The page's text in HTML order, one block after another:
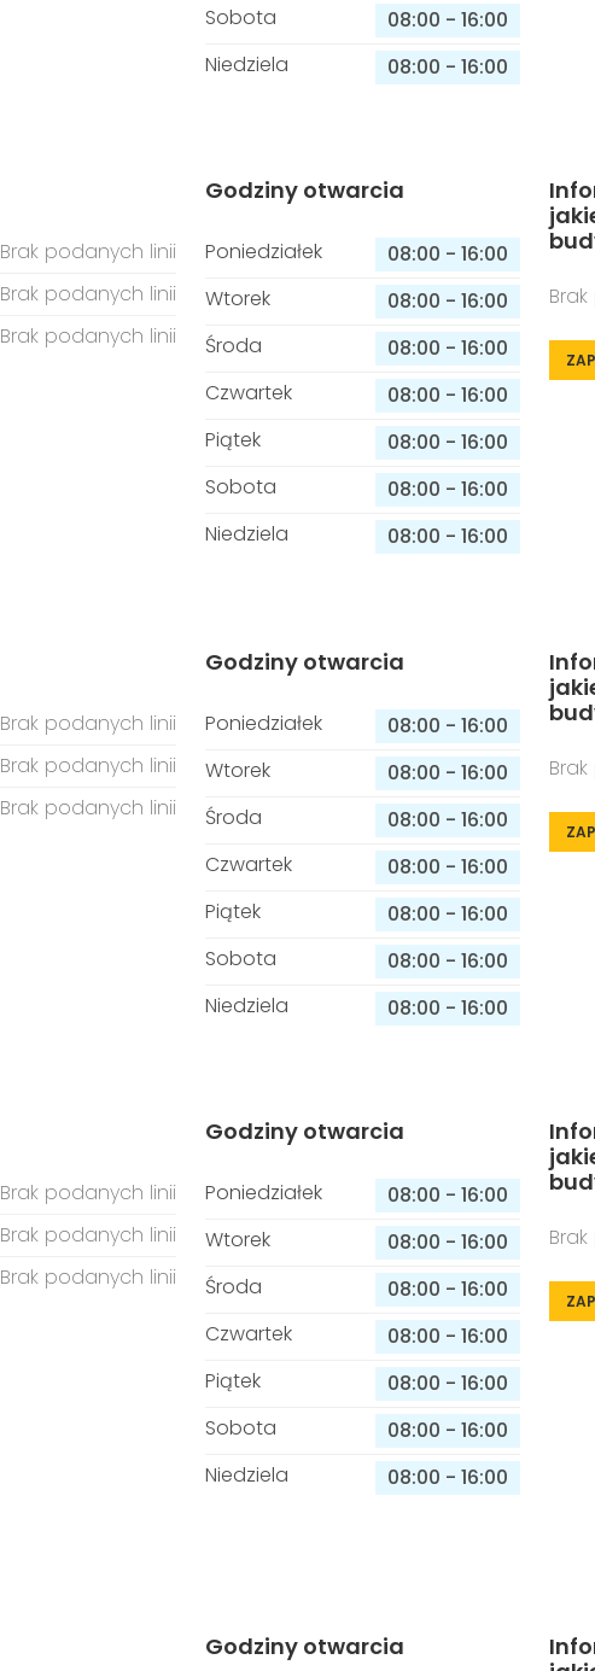
Sobota
08:00 - 16:00
Niedziela
08:00 - 16:00
Brak podanych linii
Brak podanych linii
Brak podanych linii
Godziny otwarcia
Poniedziałek 08:00 - 16:00
Wtorek
08:00 - 16:00
Środa
08:00 - 16:00
Czwartek
08:00 - 16:00
Piątek
08:00 - 16:00
Sobota
08:00 - 16:00
Niedziela
08:00 - 16:00
Brak podanych linii
Brak podanych linii
Brak podanych linii
Godziny otwarcia
Poniedziałek 08:00 - 16:00
Wtorek
08:00 - 16:00
Środa
08:00 - 16:00
Czwartek
08:00 - 16:00
Piątek
08:00 - 16:00
Sobota
08:00 - 16:00
Niedziela
08:00 - 16:00
Brak podanych linii
Brak podanych linii
Brak podanych linii
Godziny otwarcia
Poniedziałek 08:00 - 16:00
Wtorek
08:00 - 16:00
Środa
08:00 - 16:00
Czwartek
08:00 - 16:00
Piątek
08:00 - 16:00
Sobota
08:00 - 16:00
Niedziela
08:00 - 16:00
Godziny otwarcia